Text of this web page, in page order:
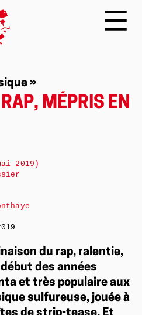
»
MÉPRIS EN
du rap, ralentie,
des années
et très populaire aux
sulfureuse, jouée à
2019)